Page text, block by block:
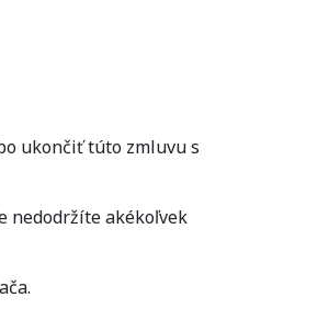
ukončiť túto zmluvu s
nedodržíte akékoľvek